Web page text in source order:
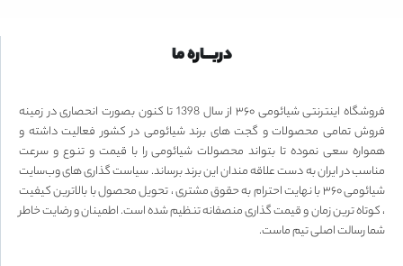
دربـــاره ما
فروشگاه اینترنتی شیائومی ۳۶۰ از سال 1398 تا کنون بصورت انحصاری در زمینه
فروش تمامی محصولات و گجت های برند شیائومی در کشور فعالیت داشته و
همواره سعی نموده تا بتواند محصولات شیائومی را با قیمت و تنوع و سرعت
مناسب در ایران به دست علاقه مندان این برند برساند. سیاست گذاری های وب‌سایت
شیائومی ۳۶۰ با نهایت احترام به حقوق مشتری ، تحویل محصول با بالاترین کیفیت
، کوتاه ترین زمان و قیمت گذاری منصفانه تنظیم شده است. اطمینان و رضایت خاطر
شما رسالت اصلی تیم ماست.